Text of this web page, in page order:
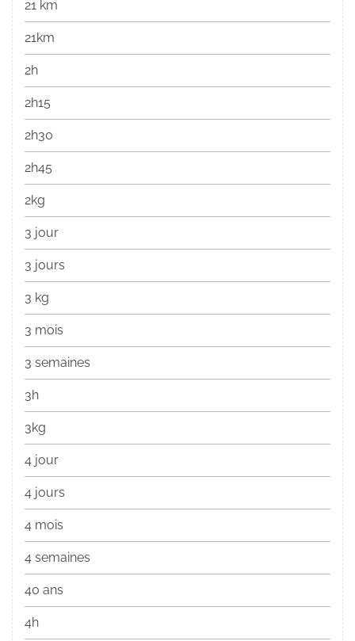
21 km
21km
2h
2h15
2h30
2h45
2kg
3 jour
3 jours
3 kg
3 mois
3 semaines
3h
3kg
4 jour
4 jours
4 mois
4 semaines
40 ans
4h